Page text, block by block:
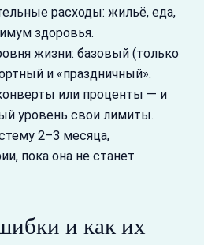
расходы: жильё, еда,
здоровья.
жизни: базовый (только
и «праздничный».
или проценты — и
уровень свои лимиты.
2–3 месяца,
пока она не станет
и как их